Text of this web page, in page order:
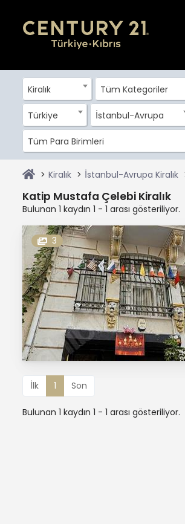
Kiralık Tüm Kategoriler
Türkiye İstanbul-Avrupa
Tüm Para Birimleri
Kiralık İstanbul-Avrupa Kiralık
Katip Mustafa Çelebi Kiralık
Bulunan 1 kaydın 1 - 1 arası gösteriliyor.
3
İlk 1 Son
Bulunan 1 kaydın 1 - 1 arası gösteriliyor.